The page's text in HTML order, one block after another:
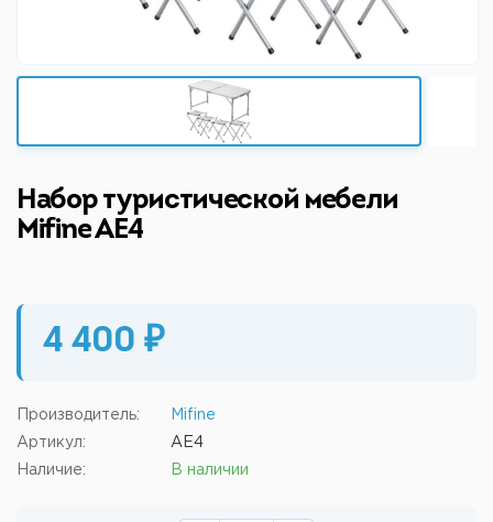
Набор туристической мебели
Mifine AE4
4 400 ₽
Производитель: Mifine
Артикул: AE4
Наличие: В наличии